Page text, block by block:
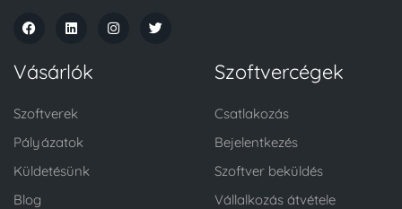
Vásárlók
Szoftverek
Pályázatok
Küldetésünk
Blog
Szoftvercégek
Csatlakozás
Bejelentkezés
Szoftver beküldés
Vállalkozás átvétele